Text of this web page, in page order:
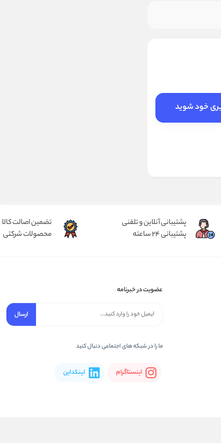
خود شوید
پشتیبانی آنلاین و تلفنی
پشتیبانی 24 ساعته
تضمین اصالت کالا
محصولات شرکتی
عضویت در خبرنامه
ارسال
ما را در شبکه های اجتماعی دنبال کنید
اینستاگرام لینکداین